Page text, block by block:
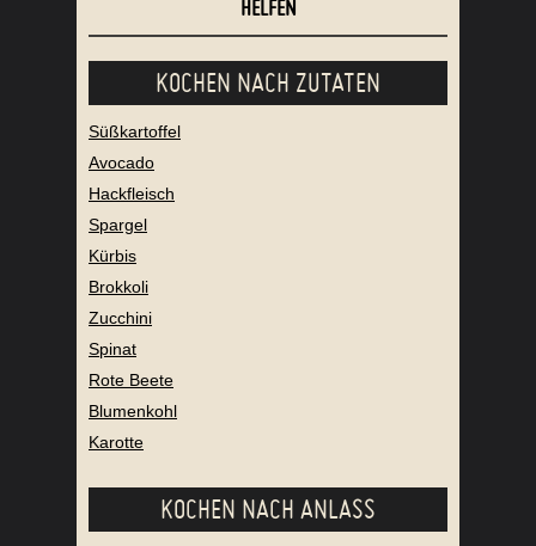
HELFEN
KOCHEN NACH ZUTATEN
Süßkartoffel
Avocado
Hackfleisch
Spargel
Kürbis
Brokkoli
Zucchini
Spinat
Rote Beete
Blumenkohl
Karotte
KOCHEN NACH ANLASS